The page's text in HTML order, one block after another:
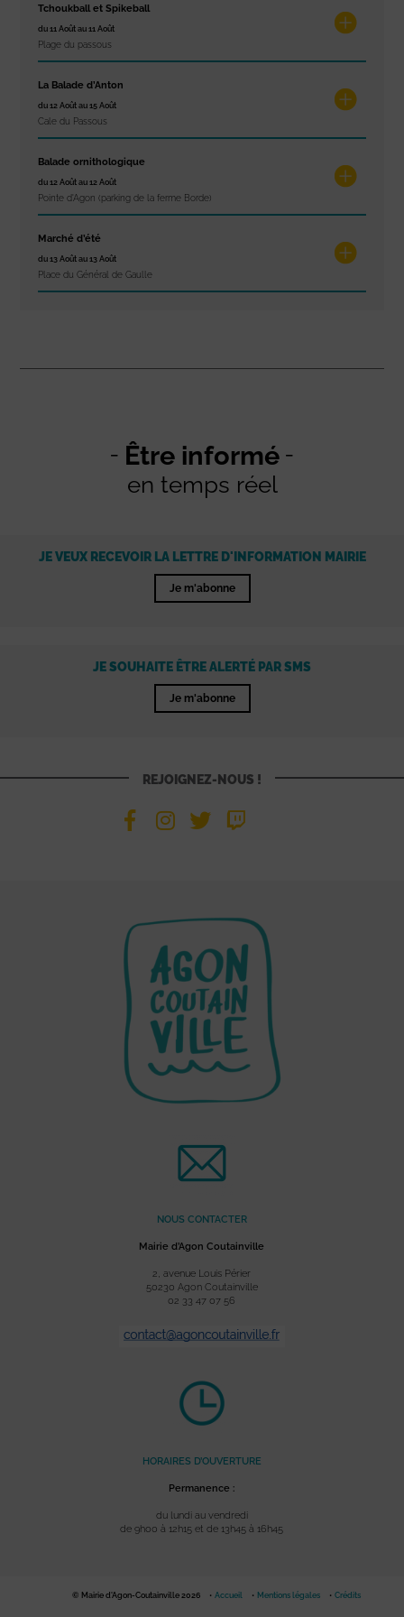
Tchoukball et Spikeball
du 11 Août au 11 Août
Plage du passous
La Balade d’Anton
du 12 Août au 15 Août
Cale du Passous
Balade ornithologique
du 12 Août au 12 Août
Pointe d'Agon (parking de la ferme Borde)
Marché d’été
du 13 Août au 13 Août
Place du Général de Gaulle
Être informé
en temps réel
JE VEUX RECEVOIR LA LETTRE D'INFORMATION MAIRIE
Je m'abonne
JE SOUHAITE ÊTRE ALERTÉ PAR SMS
Je m'abonne
REJOIGNEZ-NOUS !
NOUS CONTACTER
Mairie d’Agon Coutainville
2, avenue Louis Périer
50230 Agon Coutainville
02 33 47 07 56
HORAIRES D’OUVERTURE
Permanence :
du lundi au vendredi
de 9h00 à 12h15 et de 13h45 à 16h45
© Mairie d'Agon-Coutainville 2026 Accueil Mentions légales Crédits